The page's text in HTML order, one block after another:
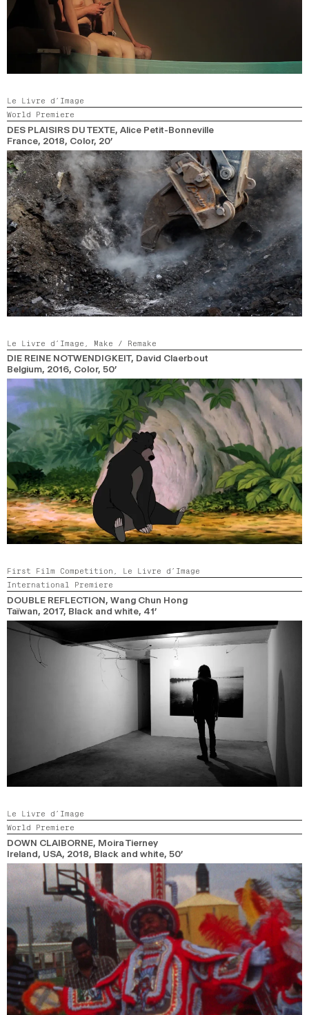
Le Livre d’Image
World Premiere
DES PLAISIRS DU TEXTE, Alice Petit-Bonneville
France, 2018, Color, 20’
Le Livre d’Image, Make / Remake
DIE REINE NOTWENDIGKEIT, David Claerbout
Belgium, 2016, Color, 50’
First Film Competition, Le Livre d’Image
International Premiere
DOUBLE REFLECTION, Wang Chun Hong
Taïwan, 2017, Black and white, 41’
Le Livre d’Image
World Premiere
DOWN CLAIBORNE, Moira Tierney
Ireland, USA, 2018, Black and white, 50’